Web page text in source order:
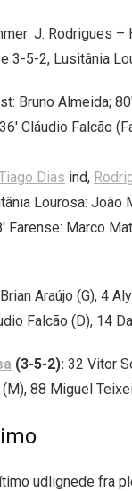
J. Rodrigues
3-5-2, Lusitânia
Bruno Almeida;
Cláudio Falcão
Dias ind,
Lourosa: João
Farense: Marco
Araújo (G), 4
Falcão (D), 14
(3-5-2): 32 Vitor
88 Miguel
udlignede fra